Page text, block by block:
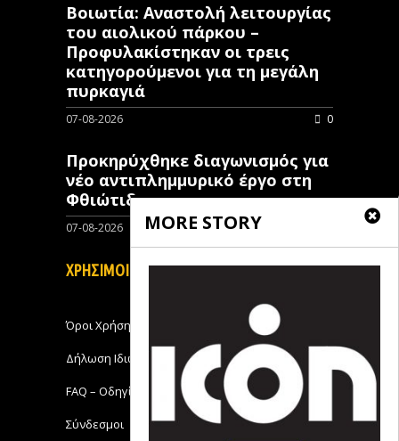
MORE STORY
Βοιωτία: Αναστολή λειτουργίας
του αιολικού πάρκου –
Προφυλακίστηκαν οι τρεις
κατηγορούμενοι για τη μεγάλη
πυρκαγιά
07-08-2026 0
Προκηρύχθηκε διαγωνισμός για
νέo αντιπλημμυρικό έργο στη
Φθιώτιδα
07-08-2026
ΧΡΗΣΙΜΟΙ ΣΥΝΔΕΣΜΟΙ
Όροι Χρήσης
Δήλωση Ιδιωτικότητας
FAQ – Οδηγίες Χρήσης
Σύνδεσμοι